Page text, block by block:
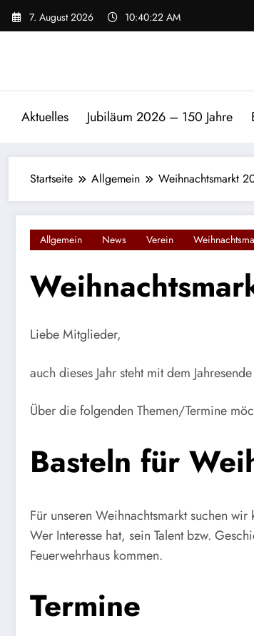
Zum
Inhalt
7. August 2026 10:40:22 AM
Aktuelles Jubiläum 2026 – 150 Jahre
Startseite Allgemein Weihnachtsmarkt
Allgemein News Verein
Liebe Mitglieder,
auch dieses Jahr steht mit dem
Über die folgenden Themen/Termine
Basteln für
Für unseren Weihnachtsmarkt suchen
Wer Interesse hat, sein Talent bzw.
Feuerwehrhaus kommen.
Termine